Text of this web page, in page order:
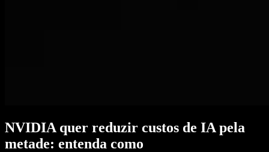
NVIDIA quer reduzir custos de IA pela
metade: entenda como